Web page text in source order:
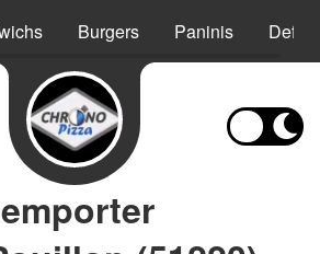
Burgers Paninis